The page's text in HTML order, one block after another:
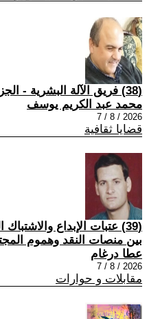
(38) فريق الآلة البشرية - الجزء الخامس
محمد عبد الكريم يوسف
2026 / 8 / 7
قضايا ثقافية
(39) عتبات الإبداع
بين منصات النقد وهموم
عطا درغام
2026 / 8 / 7
مقابلات و حوارات